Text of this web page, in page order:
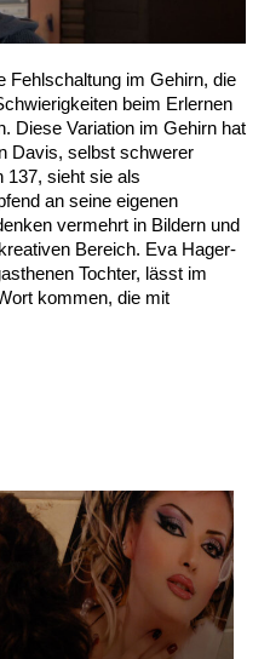
Fehlschaltung im Gehirn, die
beim Erlernen
Diese Variation im Gehirn hat
Davis, selbst schwerer
137, sieht sie als
an seine eigenen
vermehrt in Bildern und
Bereich. Eva Hager-
Tochter, lässt im
kommen, die mit